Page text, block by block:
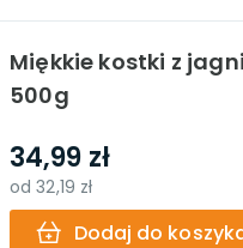
Miękkie kostki z
500g
34,99 zł
od32,19 zł
Dodaj do